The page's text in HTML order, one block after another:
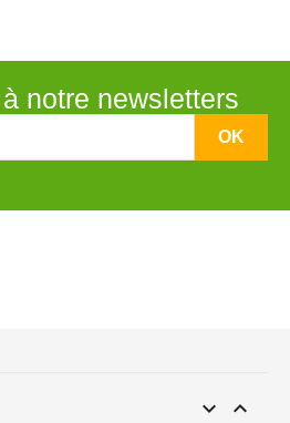
notre newsletters
 